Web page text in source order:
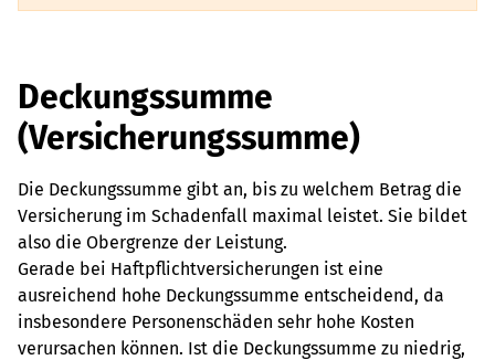
Deckungssumme
(Versicherungssumme)
Die Deckungssumme gibt an, bis zu welchem Betrag die
Versicherung im Schadenfall maximal leistet. Sie bildet
also die Obergrenze der Leistung.
Gerade bei Haftpflichtversicherungen ist eine
ausreichend hohe Deckungssumme entscheidend, da
insbesondere Personenschäden sehr hohe Kosten
verursachen können. Ist die Deckungssumme zu niedrig,